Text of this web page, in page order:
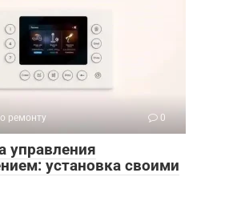
ремонту 0
управления
установка своими